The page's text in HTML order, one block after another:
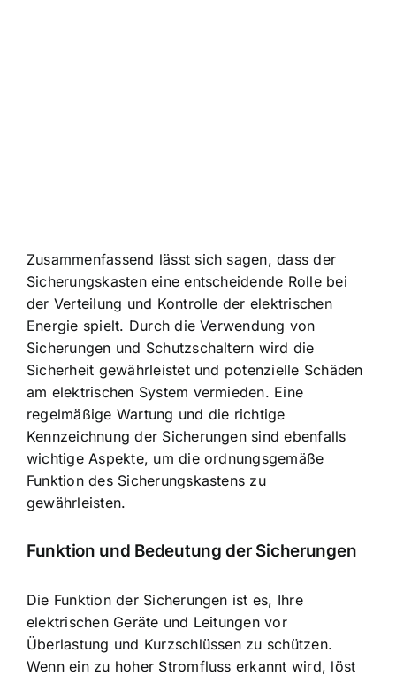
Zusammenfassend lässt sich sagen, dass der
Sicherungskasten eine entscheidende Rolle bei
der Verteilung und Kontrolle der elektrischen
Energie spielt. Durch die Verwendung von
Sicherungen und Schutzschaltern wird die
Sicherheit gewährleistet und potenzielle Schäden
am elektrischen System vermieden. Eine
regelmäßige Wartung und die richtige
Kennzeichnung der Sicherungen sind ebenfalls
wichtige Aspekte, um die ordnungsgemäße
Funktion des Sicherungskastens zu
gewährleisten.
Funktion und Bedeutung der Sicherungen
Die Funktion der Sicherungen ist es, Ihre
elektrischen Geräte und Leitungen vor
Überlastung und Kurzschlüssen zu schützen.
Wenn ein zu hoher Stromfluss erkannt wird, löst